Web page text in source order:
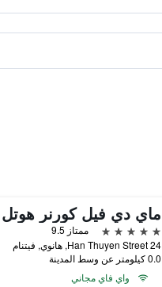
ماي دي فيل كورنر هوتل
5 نجوم
ممتاز 9.5
24 Han Thuyen Street, هانوي, فيتنام
0.0 كيلومتر عن وسط المدينة
واي فاي مجاني